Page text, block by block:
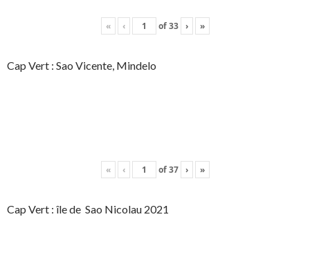
« ‹ of33 › »
Cap Vert : Sao Vicente, Mindelo
« ‹ of37 › »
Cap Vert : île de Sao Nicolau 2021